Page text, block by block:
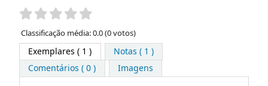
Pontuação
Classificação média: 0.0 (0 votos)
Exemplares ( 1 )
Notas ( 1 )
Comentários ( 0 )
Imagens